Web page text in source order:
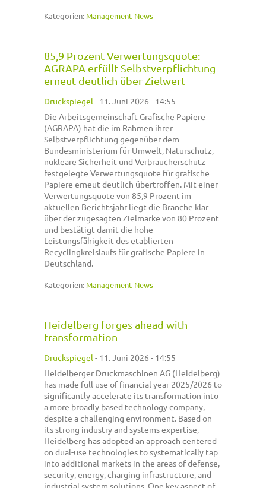
Kategorien: Management-News
85,9 Prozent Verwertungsquote:
AGRAPA erfüllt Selbstverpflichtung
erneut deutlich über Zielwert
Druckspiegel - 11. Juni 2026 - 14:55
Die Arbeitsgemeinschaft Grafische Papiere
(AGRAPA) hat die im Rahmen ihrer
Selbstverpflichtung gegenüber dem
Bundesministerium für Umwelt, Naturschutz,
nukleare Sicherheit und Verbraucherschutz
festgelegte Verwertungsquote für grafische
Papiere erneut deutlich übertroffen. Mit einer
Verwertungsquote von 85,9 Prozent im
aktuellen Berichtsjahr liegt die Branche klar
über der zugesagten Zielmarke von 80 Prozent
und bestätigt damit die hohe
Leistungsfähigkeit des etablierten
Recyclingkreislaufs für grafische Papiere in
Deutschland.
Kategorien: Management-News
Heidelberg forges ahead with
transformation
Druckspiegel - 11. Juni 2026 - 14:55
Heidelberger Druckmaschinen AG (Heidelberg)
has made full use of financial year 2025/2026 to
significantly accelerate its transformation into
a more broadly based technology company,
despite a challenging environment. Based on
its strong industry and systems expertise,
Heidelberg has adopted an approach centered
on dual-use technologies to systematically tap
into additional markets in the areas of defense,
security, energy, charging infrastructure, and
industrial system solutions. One key aspect of